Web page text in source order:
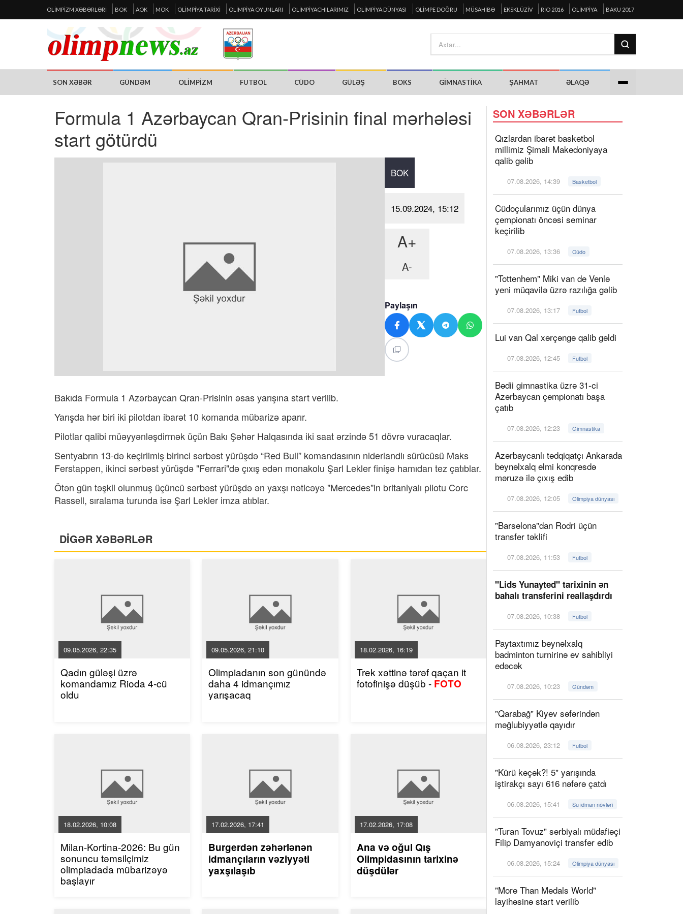
OLIMPIZM XƏBƏRLƏRI BOK AOK MOK OLIMPIYA TARIXI OLIMPIYA OYUNLARI OLIMPIYACHILARIMIZ OLIMPIYA DÜNYASI OLIMPE DOĞRU MÜSAHIBƏ EKSKLÜZIV RIO 2016 OLIMPIYA BAKU 2017
SON XƏBƏR GÜNDƏM OLIMPIZM FUTBOL CÜDO GÜLƏŞ BOKS GIMNASTIKA ŞAHMAT ƏLAQƏ
Formula 1 Azərbaycan Qran-Prisinin final mərhələsi
start götürdü
BOK
15.09.2024, 15:12
A+
A-
Paylaşın
Bakıda Formula 1 Azərbaycan Qran-Prisinin əsas yarışına start verilib.
Yarışda hər biri iki pilotdan ibarət 10 komanda mübarizə aparır.
Pilotlar qalibi müəyyənləşdirmək üçün Bakı Şəhər Halqasında iki saat ərzində 51 dövrə vuracaqlar.
Sentyabrın 13-də keçirilmiş birinci sərbəst yürüşdə “Red Bull” komandasının niderlandlı sürücüsü Maks
Ferstappen, ikinci sərbəst yürüşdə "Ferrari"də çıxış edən monakolu Şarl Lekler finişə hamıdan tez çatıblar.
Ötən gün təşkil olunmuş üçüncü sərbəst yürüşdə ən yaxşı nəticəyə "Mercedes"in britaniyalı pilotu Corc
Rassell, sıralama turunda isə Şarl Lekler imza atıblar.
DİGƏR XƏBƏRLƏR
09.05.2026, 22:35
Qadın güləşi üzrə
komandamız Rioda 4-cü
oldu
09.05.2026, 21:10
Olimpiadanın son günündə
daha 4 idmançımız
yarışacaq
18.02.2026, 16:19
Trek xəttinə tərəf qaçan it
fotofinişə düşüb - FOTO
18.02.2026, 10:08
Milan-Kortina-2026: Bu gün
sonuncu təmsilçimiz
olimpiadada mübarizəyə
başlayır
17.02.2026, 17:41
Burgerdən zəhərlənən
idmançıların vəziyyəti
yaxşılaşıb
17.02.2026, 17:08
Ana və oğul Qış
Olimpidasının tarixinə
düşdülər
SON XƏBƏRLƏR
Qızlardan ibarət basketbol
millimiz Şimali Makedoniyaya
qalib gəlib
07.08.2026, 14:39 Basketbol
Cüdoçularımız üçün dünya
çempionatı öncəsi seminar
keçirilib
07.08.2026, 13:36 Cüdo
"Tottenhem" Miki van de Venlə
yeni müqavilə üzrə razılığa gəlib
07.08.2026, 13:17 Futbol
Lui van Qal xərçəngə qalib gəldi
07.08.2026, 12:45 Futbol
Bədii gimnastika üzrə 31-ci
Azərbaycan çempionatı başa
çatıb
07.08.2026, 12:23 Gimnastika
Azərbaycanlı tədqiqatçı Ankarada
beynəlxalq elmi konqresdə
məruzə ilə çıxış edib
07.08.2026, 12:05 Olimpiya dünyası
"Barselona"dan Rodri üçün
transfer təklifi
07.08.2026, 11:53 Futbol
"Lids Yunayted" tarixinin ən
bahalı transferini reallaşdırdı
07.08.2026, 10:38 Futbol
Paytaxtımız beynəlxalq
badminton turnirinə ev sahibliyi
edəcək
07.08.2026, 10:23 Gündəm
"Qarabağ" Kiyev səfərindən
məğlubiyyətlə qayıdır
06.08.2026, 23:12 Futbol
"Kürü keçək?! 5" yarışında
iştirakçı sayı 616 nəfərə çatdı
06.08.2026, 15:41 Su idman növləri
"Turan Tovuz" serbiyalı müdafiəçi
Filip Damyanoviçi transfer edib
06.08.2026, 15:24 Olimpiya dünyası
"More Than Medals World"
layihəsinə start verilib